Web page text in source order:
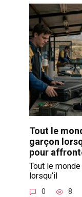
Tout le
garçon
pour
Tout le
lorsqu’il
0 8